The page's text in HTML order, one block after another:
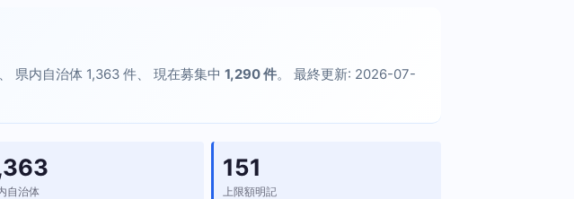
県内自治体 1,363 件、 現在募集中 1,290 件。 最終更新: 2026-07-
自治体
151
上限額明記